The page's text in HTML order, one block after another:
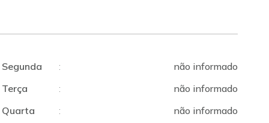
Segunda :
não informado
Terça
:
não informado
Quarta
:
não informado